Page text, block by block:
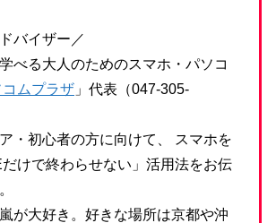
バイザー／
べる大人のためのスマホ・パソコ
ムプラザ 」代表（047-305-
・初心者の方に向けて、 スマホを
だけで終わらせない」活用法をお伝
が大好き。好きな場所は京都や沖